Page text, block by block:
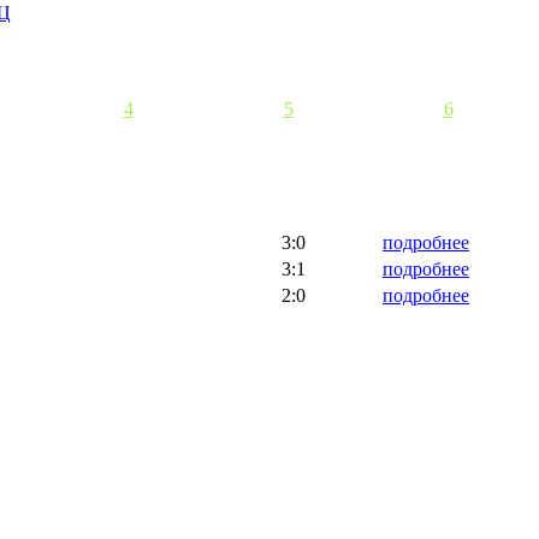
4 5 6
3:0
подробнее
3:1
подробнее
2:0
подробнее